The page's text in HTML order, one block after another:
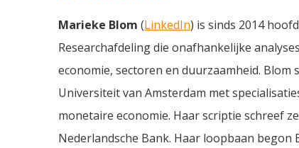
Marieke Blom (LinkedIn) is sinds 2014
Researchafdeling die onafhankelijke
economie, sectoren en duurzaamheid. Blom
Universiteit van Amsterdam met
monetaire economie. Haar scriptie schreef
Nederlandsche Bank. Haar loopbaan